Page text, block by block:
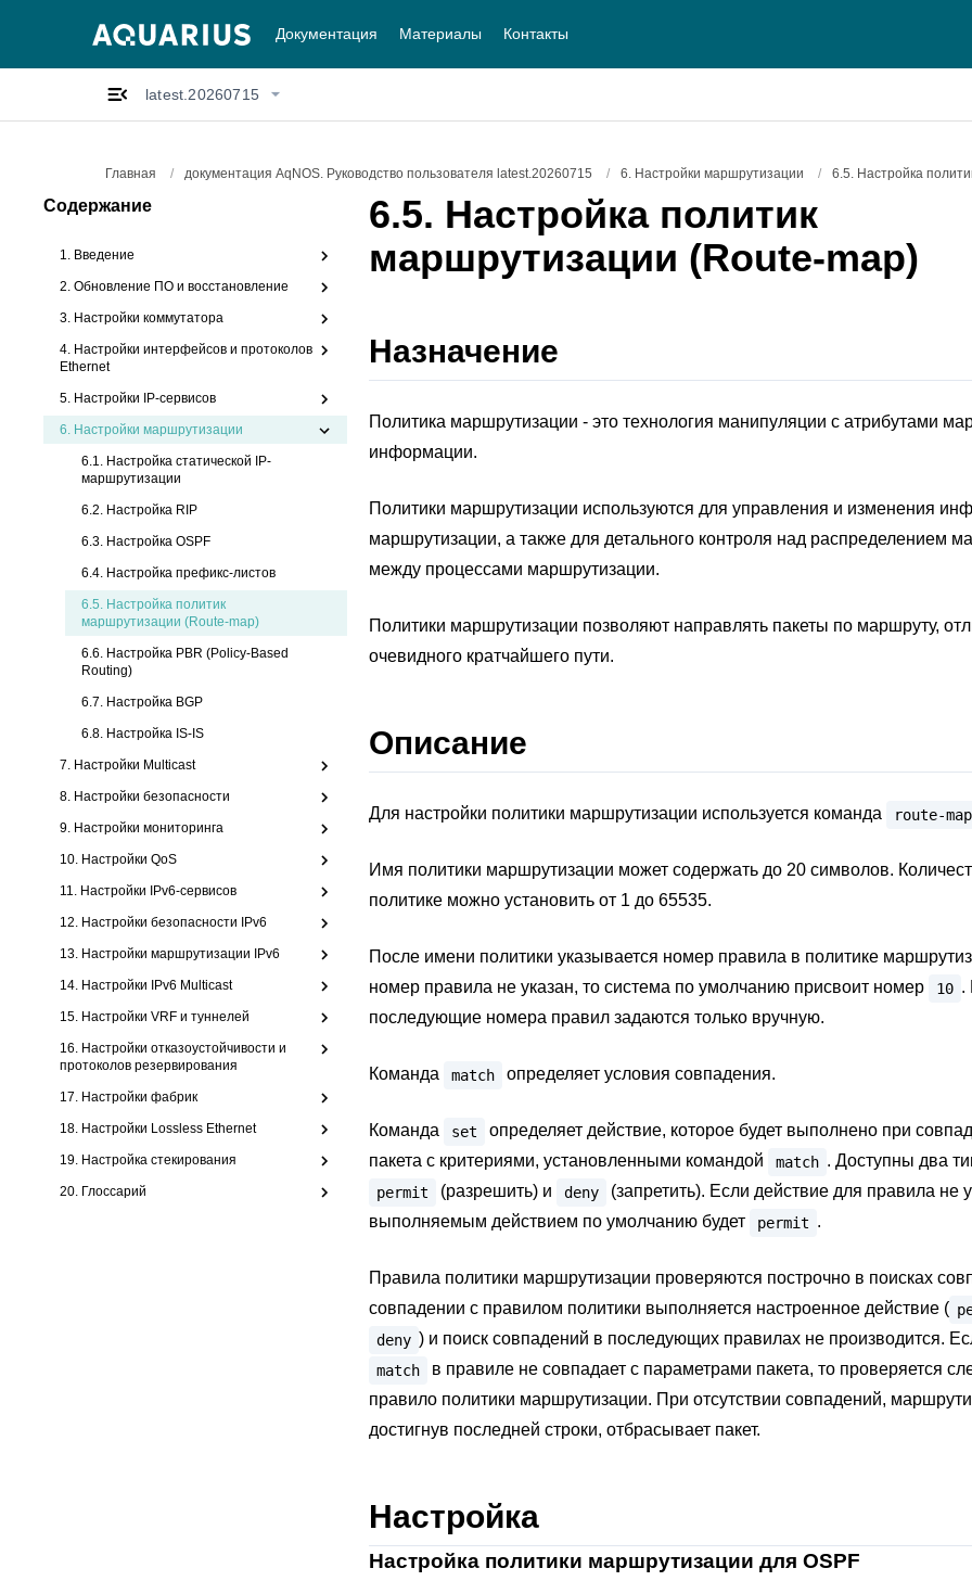
Документация Материалы Контакты
latest.20260715
Главная / документация AqNOS. Руководство пользователя latest.20260715 / 6. Настройки маршрутизации / 6.5. Настройка
Содержание
1. Введение
2. Обновление ПО и восстановление
3. Настройки коммутатора
4. Настройки интерфейсов и протоколов
Ethernet
5. Настройки IP-сервисов
6. Настройки маршрутизации
6.1. Настройка статической IP-
маршрутизации
6.2. Настройка RIP
6.3. Настройка OSPF
6.4. Настройка префикс-листов
6.5. Настройка политик
маршрутизации (Route-map)
6.6. Настройка PBR (Policy-Based
Routing)
6.7. Настройка BGP
6.8. Настройка IS-IS
7. Настройки Multicast
8. Настройки безопасности
9. Настройки мониторинга
10. Настройки QoS
11. Настройки IPv6-сервисов
12. Настройки безопасности IPv6
13. Настройки маршрутизации IPv6
14. Настройки IPv6 Multicast
15. Настройки VRF и туннелей
16. Настройки отказоустойчивости и
протоколов резервирования
17. Настройки фабрик
18. Настройки Lossless Ethernet
19. Настройка стекирования
20. Глоссарий
6.5. Настройка политик
маршрутизации (Route-map)
Назначение
Политика маршрутизации - это технология манипуляции с атрибутами
информации.
Политики маршрутизации используются для управления и изменения
маршрутизации, а также для детального контроля над распределением
между процессами маршрутизации.
Политики маршрутизации позволяют направлять пакеты по маршруту,
очевидного кратчайшего пути.
Описание
Для настройки политики маршрутизации используется команда route-map
Имя политики маршрутизации может содержать до 20 символов.
политике можно установить от 1 до 65535.
После имени политики указывается номер правила в политике
номер правила не указан, то система по умолчанию присвоит номер
10 .
последующие номера правил задаются только вручную.
Команда match определяет условия совпадения.
Команда set
определяет действие, которое будет выполнено при
пакета с критериями, установленными командой
match . Доступны два
permit (разрешить) и deny
(запретить). Если действие для правила не
выполняемым действием по умолчанию будет
permit .
Правила политики маршрутизации проверяются построчно в поисках
совпадении с правилом политики выполняется настроенное действие (
deny ) и поиск совпадений в последующих правилах не производится.
match
в правиле не совпадает c параметрами пакета, то проверяется
правило политики маршрутизации. При отсутствии совпадений,
достигнув последней строки, отбрасывает пакет.
Настройка
Настройка политики маршрутизации для OSPF